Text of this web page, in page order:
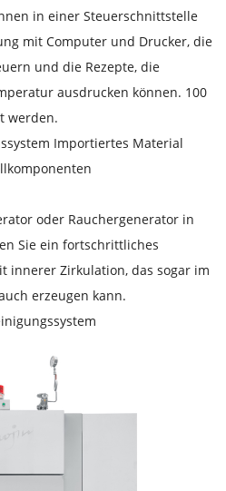
in einer Steuerschnittstelle
mit Computer und Drucker, die
und die Rezepte, die
ausdrucken können. 100
werden.
Importiertes Material
oder Rauchergenerator in
Sie ein fortschrittliches
innerer Zirkulation, das sogar im
erzeugen kann.